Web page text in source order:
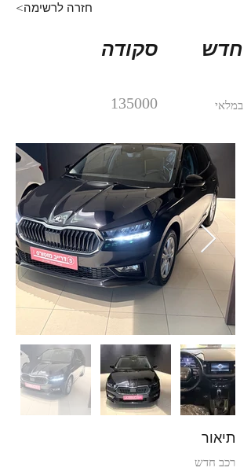
<חזרה לרשימה
סקודה חדש
135000 במלאי
תיאור
רכב חדש